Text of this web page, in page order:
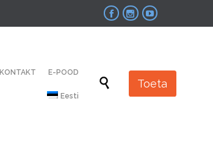
  
content
KONTAKT E-POOD
Eesti
 Toeta